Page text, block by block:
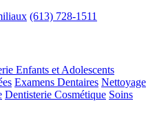
(613) 728-1511
Enfants et Adolescents
Examens Dentaires Nettoyage
Dentisterie Cosmétique Soins